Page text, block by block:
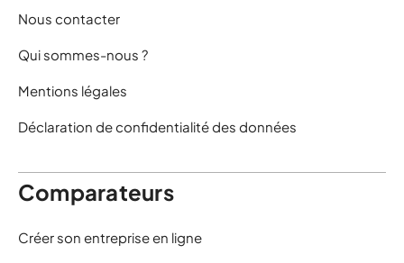
Nous contacter
Qui sommes-nous ?
Mentions légales
Déclaration de confidentialité des données
Comparateurs
Créer son entreprise en ligne